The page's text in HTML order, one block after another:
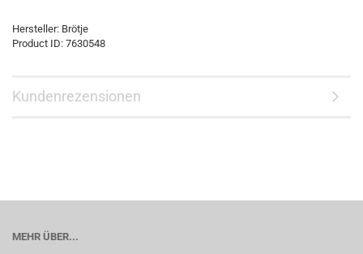
Hersteller: Brötje
Product ID: 7630548
Kundenrezensionen
MEHR ÜBER...